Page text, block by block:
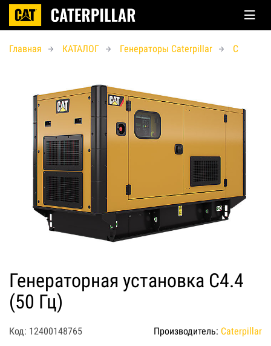
Главная КАТАЛОГ Генераторы Caterpillar C
Генераторная установка C4.4
(50 Гц)
Код: 12400148765 Производитель: Caterpillar